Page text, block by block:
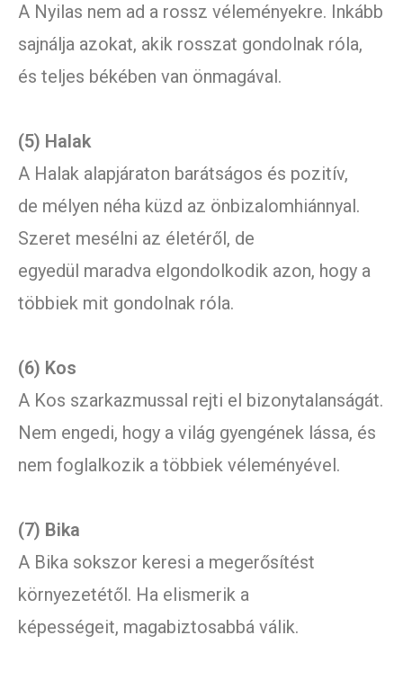
A Nyilas nem ad a rossz véleményekre. Inkább
sajnálja azokat, akik rosszat gondolnak róla,
és teljes békében van önmagával.
(5) Halak
A Halak alapjáraton barátságos és pozitív,
de mélyen néha küzd az önbizalomhiánnyal.
Szeret mesélni az életéről, de
egyedül maradva elgondolkodik azon, hogy a
többiek mit gondolnak róla.
(6) Kos
A Kos szarkazmussal rejti el bizonytalanságát.
Nem engedi, hogy a világ gyengének lássa, és
nem foglalkozik a többiek véleményével.
(7) Bika
A Bika sokszor keresi a megerősítést
környezetétől. Ha elismerik a
képességeit, magabiztosabbá válik.